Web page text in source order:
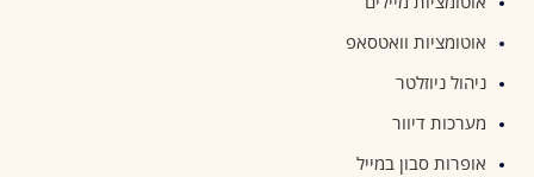
אוטומציות וואטסאפ
ניהול ניוזלטר
מערכות דיוור
אופרות סבון במייל